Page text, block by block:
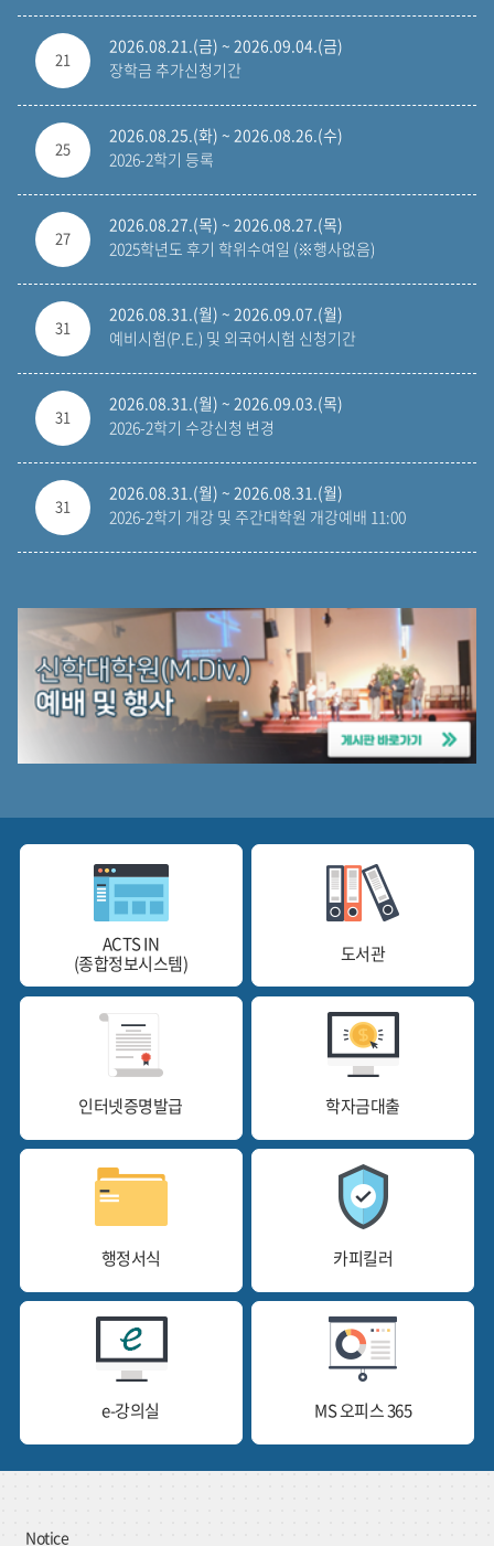
21
2026.08.21.(금) ~ 2026.09.04.(금)
장학금 추가신청기간
25
2026.08.25.(화) ~ 2026.08.26.(수)
2026-2학기 등록
27
2026.08.27.(목) ~ 2026.08.27.(목)
2025학년도 후기 학위수여일 (※행사없음)
31
2026.08.31.(월) ~ 2026.09.07.(월)
예비시험(P.E.) 및 외국어시험 신청기간
31
2026.08.31.(월) ~ 2026.09.03.(목)
2026-2학기 수강신청 변경
31
2026.08.31.(월) ~ 2026.08.31.(월)
2026-2학기 개강 및 주간대학원 개강예배 11:00
ACTS IN
(종합정보시스템)
도서관
인터넷증명발급 학자금대출
행정서식 카피킬러
e-강의실 MS 오피스 365
Notice